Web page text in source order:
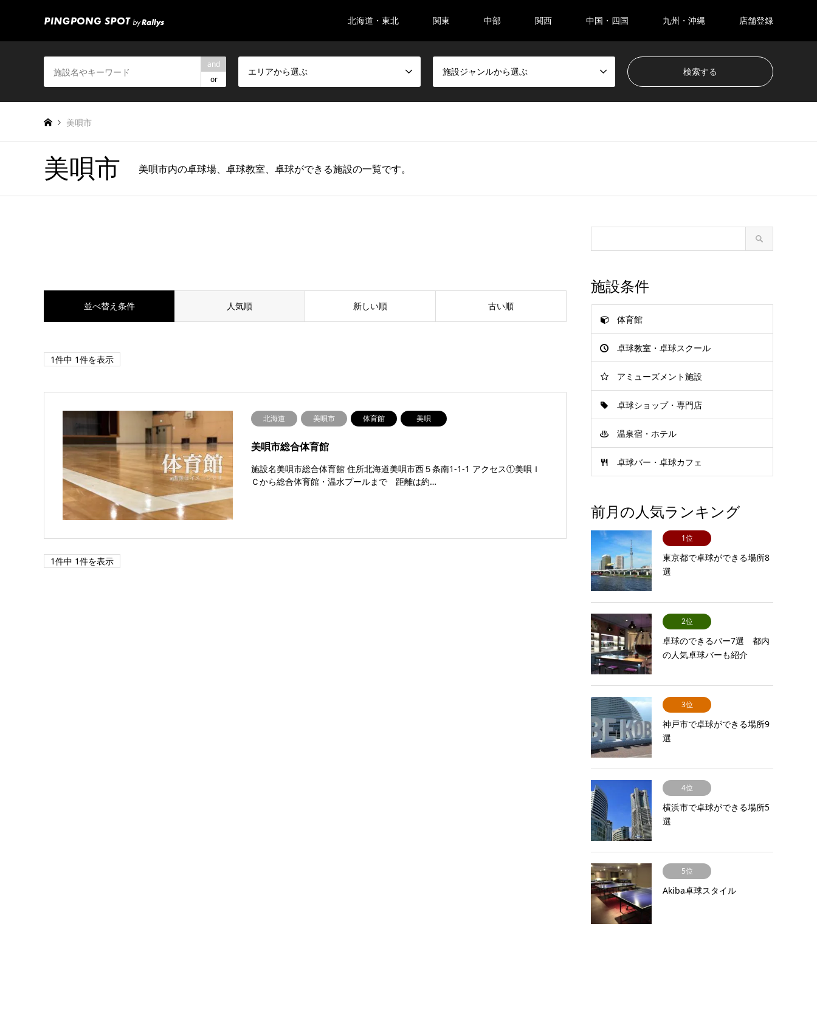
北海道・東北 関東 中部 関西 中国・四国 九州・沖縄 店舗登録
and
or
エリアから選ぶ 施設ジャンルから選ぶ
美唄市
美唄市 美唄市内の卓球場、卓球教室、卓球ができる施設の一覧です。
並べ替え条件 人気順 新しい順 古い順
1件中 1件を表示
北海道 美唄市 体育館 美唄
美唄市総合体育館
施設名美唄市総合体育館 住所北海道美唄市西５条南1-1-1 アクセス①美唄Ｉ
Ｃから総合体育館・温水プールまで 距離は約…
1件中 1件を表示
施設条件
体育館
卓球教室・卓球スクール
アミューズメント施設
卓球ショップ・専門店
温泉宿・ホテル
卓球バー・卓球カフェ
前月の人気ランキング
1位
東京都で卓球ができる場所8
選
2位
卓球のできるバー7選 都内
の人気卓球バーも紹介
3位
神戸市で卓球ができる場所9
選
4位
横浜市で卓球ができる場所5
選
5位
Akiba卓球スタイル